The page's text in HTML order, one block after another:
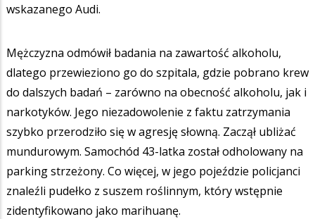
wskazanego Audi.
Mężczyzna odmówił badania na zawartość alkoholu,
dlatego przewieziono go do szpitala, gdzie pobrano krew
do dalszych badań – zarówno na obecność alkoholu, jak i
narkotyków. Jego niezadowolenie z faktu zatrzymania
szybko przerodziło się w agresję słowną. Zaczął ubliżać
mundurowym. Samochód 43-latka został odholowany na
parking strzeżony. Co więcej, w jego pojeździe policjanci
znaleźli pudełko z suszem roślinnym, który wstępnie
zidentyfikowano jako marihuanę.